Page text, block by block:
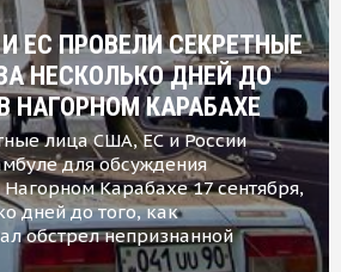
ЕС ПРОВЕЛИ СЕКРЕТНЫЕ
НЕСКОЛЬКО ДНЕЙ ДО
НАГОРНОМ КАРАБАХЕ
лица США, ЕС и России
для обсуждения
Нагорном Карабахе 17 сентября,
дней до того, как
обстрел непризнанной